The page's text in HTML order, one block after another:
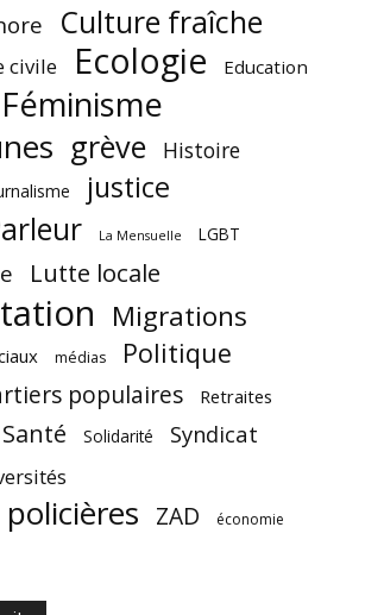
Culture fraîche
civile Ecologie Education
Féminisme
grève Histoire
justice
La Mensuelle
LGBT
Lutte locale
Migrations
médias Politique
populaires Retraites
Santé Solidarité Syndicat
ZAD économie